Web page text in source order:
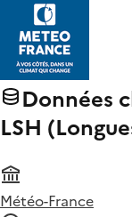
Données
LSH
Météo-France